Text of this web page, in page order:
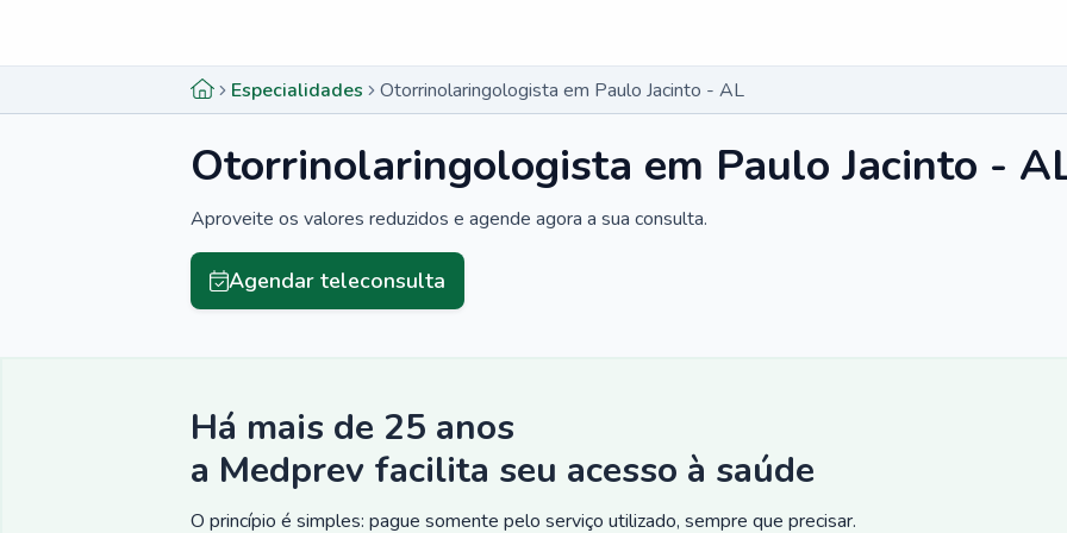
Especialidades Otorrinolaringologista em Paulo Jacinto - AL
Otorrinolaringologista em Paulo Jacinto -
Aproveite os valores reduzidos e agende agora a sua consulta.
Agendar teleconsulta
Há mais de 25 anos
a Medprev facilita seu acesso à saúde
O princípio é simples: pague somente pelo serviço utilizado, sempre que precisar.